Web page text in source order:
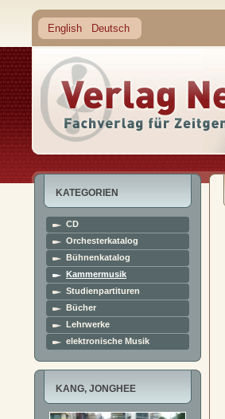
English Deutsch
KATEGORIEN
CD
Orchesterkatalog
Bühnenkatalog
Kammermusik
Studienpartituren
Bücher
Lehrwerke
elektronische Musik
KANG, JONGHEE